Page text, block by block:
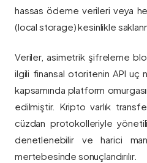
hassas ödeme verileri veya
(local storage) kesinlikle
Veriler, asimetrik şifreleme
ilgili finansal otoritenin API uç
kapsamında platform
edilmiştir. Kripto varlık
cüzdan protokolleriyle
denetlenebilir ve harici
mertebesinde sonuçlandırılır.